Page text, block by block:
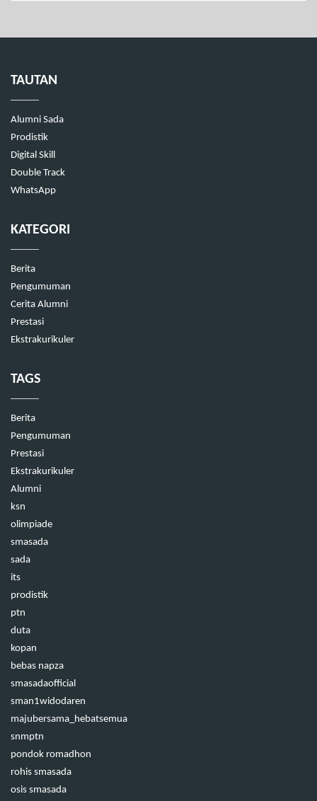
TAUTAN
Alumni Sada
Prodistik
Digital Skill
Double Track
WhatsApp
KATEGORI
Berita
Pengumuman
Cerita Alumni
Prestasi
Ekstrakurikuler
TAGS
Berita
Pengumuman
Prestasi
Ekstrakurikuler
Alumni
ksn
olimpiade
smasada
sada
its
prodistik
ptn
duta
kopan
bebas napza
smasadaofficial
sman1widodaren
majubersama_hebatsemua
snmptn
pondok romadhon
rohis smasada
osis smasada